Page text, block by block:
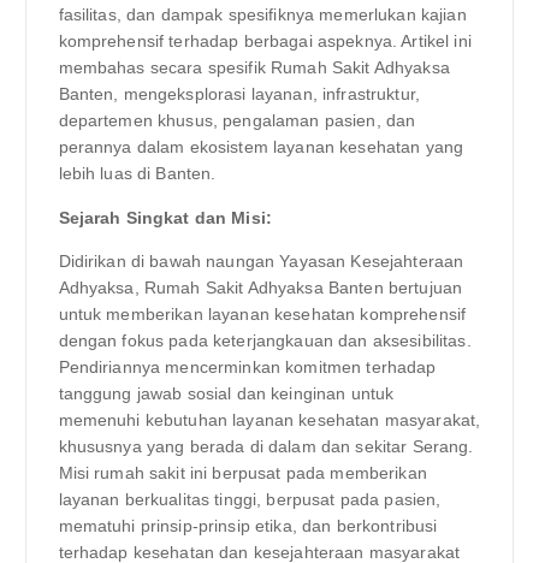
fasilitas, dan dampak spesifiknya memerlukan kajian
komprehensif terhadap berbagai aspeknya. Artikel ini
membahas secara spesifik Rumah Sakit Adhyaksa
Banten, mengeksplorasi layanan, infrastruktur,
departemen khusus, pengalaman pasien, dan
perannya dalam ekosistem layanan kesehatan yang
lebih luas di Banten.
Sejarah Singkat dan Misi:
Didirikan di bawah naungan Yayasan Kesejahteraan
Adhyaksa, Rumah Sakit Adhyaksa Banten bertujuan
untuk memberikan layanan kesehatan komprehensif
dengan fokus pada keterjangkauan dan aksesibilitas.
Pendiriannya mencerminkan komitmen terhadap
tanggung jawab sosial dan keinginan untuk
memenuhi kebutuhan layanan kesehatan masyarakat,
khususnya yang berada di dalam dan sekitar Serang.
Misi rumah sakit ini berpusat pada memberikan
layanan berkualitas tinggi, berpusat pada pasien,
mematuhi prinsip-prinsip etika, dan berkontribusi
terhadap kesehatan dan kesejahteraan masyarakat